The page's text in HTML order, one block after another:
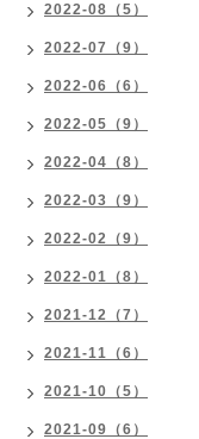
2022-08（5）
2022-07（9）
2022-06（6）
2022-05（9）
2022-04（8）
2022-03（9）
2022-02（9）
2022-01（8）
2021-12（7）
2021-11（6）
2021-10（5）
2021-09（6）